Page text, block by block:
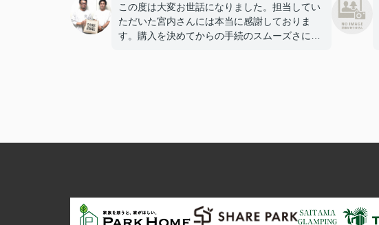
この度は大変お世話になりました。担当してい
ただいた宮内さんには本当に感謝しておりま
す。購入を決めてからの手続のスムーズさには